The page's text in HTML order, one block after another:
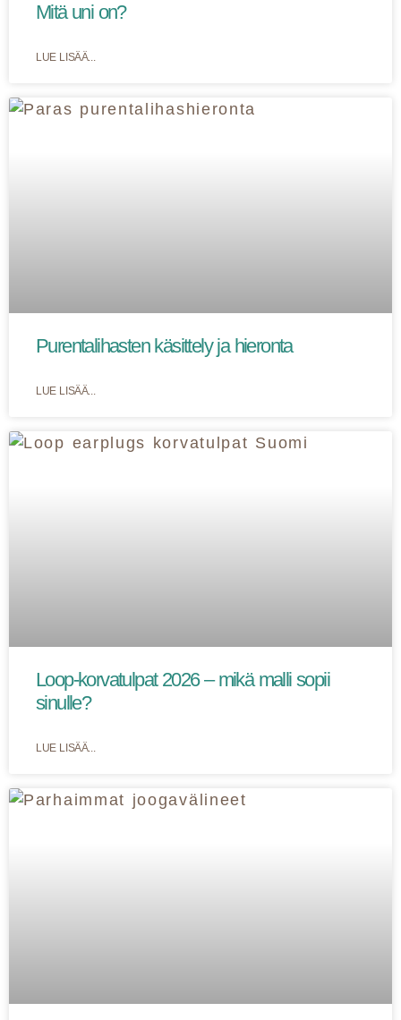
Mitä uni on?
LUE LISÄÄ...
Purentalihasten käsittely ja hieronta
LUE LISÄÄ...
Loop-korvatulpat 2026 – mikä malli sopii
sinulle?
LUE LISÄÄ...